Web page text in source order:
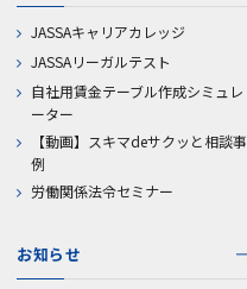
JASSAキャリアカレッジ
JASSAリーガルテスト
自社用賃金テーブル作成シミュレ
ーター
【動画】スキマdeサクッと相談事
例
労働関係法令セミナー
お知らせ